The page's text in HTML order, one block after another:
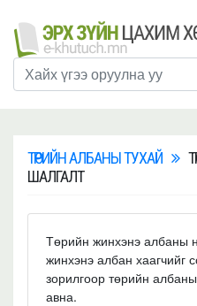
ТӨРИЙН АЛБАНЫ ТУХАЙ
ШАЛГАЛТ
Төрийн жинхэнэ албаны
жинхэнэ албан хаагчийг
зорилгоор төрийн
авна.